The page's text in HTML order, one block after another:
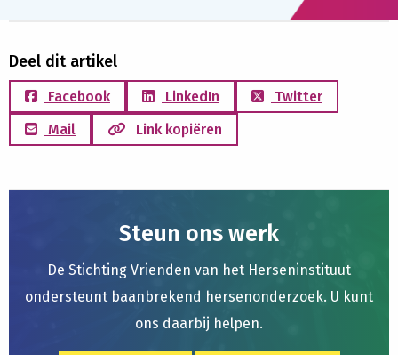
Deel dit artikel
Facebook LinkedIn
Twitter
Mail
Link kopiëren
Steun ons werk
De Stichting Vrienden van het Herseninstituut
ondersteunt baanbrekend hersenonderzoek. U kunt
ons daarbij helpen.